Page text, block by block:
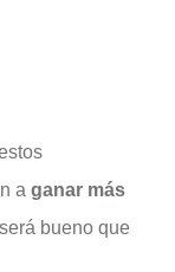
a ganar más
bueno que